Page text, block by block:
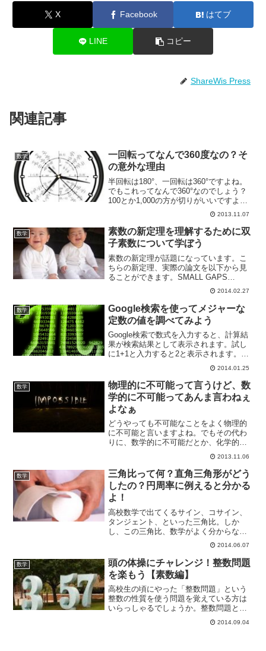
X Facebook はてブ
LINE コピー
ShareWis Press
関連記事
数学
一回転ってなんで360度なの？そ
の意外な理由
半回転は180°、一回転は360°ですよね。
でもこれってなんで360°なのでしょう？
100とか1,000の方が切りがいいですよ
ね？何か深い意味があるんでしょうか。
今回はなぜ一回転が360°なのか？その意
外な意味について見ていきたいと思いま
す...
2013.11.07
数学
素数の新定理を理解するために双
子素数について学ぼう
素数の新定理が話題になっています。こ
ちらの新定理、実際の論文を以下から見
ることができます。SMALL GAPS
BETWEEN PRIMESこんな数式がでてき
ます。見ただけで、「もういいや」って
なってしまいそうですね。実は今回の新
定理を理解...
2014.02.27
数学
Google検索を使ってメジャーな
定数の値を調べてみよう
Google検索で数式を入力すると、計算結
果が検索結果として表示されます。試し
に1+1と入力すると2と表示されます。実
は数式の計算だけでなく、数学上の定数
もGoogleの検索結果で表示させることが
できます。「円周率」で検索してみよう
みんなご...
2014.01.25
数学
物理的に不可能って言うけど、数
学的に不可能ってあんま言わねぇ
よなぁ
どうやっても不可能なことをよく物理的
に不可能と言いますよね。でもその代わ
りに、数学的に不可能だとか、化学的に
不可能、生物学的に不可能とはあまり言
いませんよね。一体なぜ、これらの言葉
よりも、物理的に不可能がよく使われる
のでしょうか？ 数学的に...
2013.11.06
数学
三角比って何？直角三角形がどう
したの？円周率に例えると分かる
よ！
高校数学で出てくるサイン、コサイン、
タンジェント、といった三角比。しか
し、この三角比、数学がよく分からなく
なる原因の1つにもなっています。文系が
数学（算数）で挫折するタイミングで打
線組んだったwwwww１右 二次関数２
二 図形問題３一 数列...
2014.06.07
数学
頭の体操にチャレンジ！整数問題
を楽もう【素数編】
高校生の頃にやった「整数問題」という
整数の性質を使う問題を覚えている方は
いらっしゃるでしょうか。整数問題とい
えばどちらかというとマイナーな分野と
いうイメージが強いですが、「そんなの
2014.09.04